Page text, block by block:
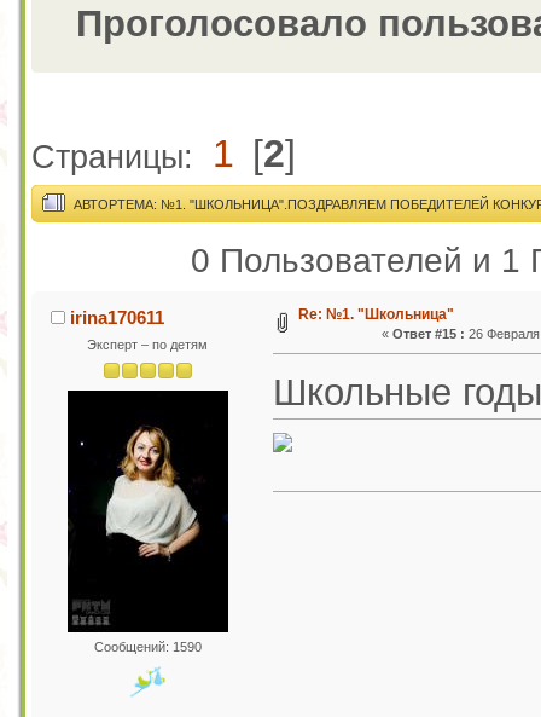
Проголосовало
Страницы: 1 [2]
АВТОРТЕМА: №1. "ШКОЛЬНИЦА".ПОЗДРАВЛЯЕМ ПОБЕДИТЕЛЕЙ
0 Пользователей и 1
irina170611
Эксперт – по детям
Сообщений: 1590
Re: №1. "Школьница"
«Ответ #15 : 26
Школьные